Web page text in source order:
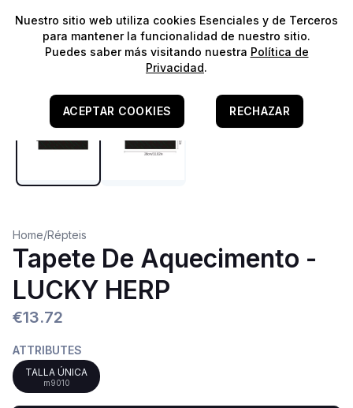
⭐️¡Envíos gratis para pedidos superiores a 60€!*⭐️
Home/Répteis
Tapete De Aquecimento -
LUCKY HERP
€13.72
ATTRIBUTES
TALLA ÚNICA
m9010
Nuestro sitio web utiliza cookies Esenciales y de Terceros
para mantener la funcionalidad de nuestro sitio.
Puedes saber más visitando nuestra Política de
Privacidad.
ACEPTAR COOKIES RECHAZAR